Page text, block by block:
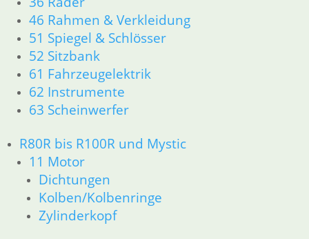
46 Rahmen & Verkleidung
51 Spiegel & Schlösser
52 Sitzbank
61 Fahrzeugelektrik
62 Instrumente
63 Scheinwerfer
R80R bis R100R und Mystic
11 Motor
Dichtungen
Kolben/Kolbenringe
Zylinderkopf
Zylinderkopf
12 Motorelektrik
13 Vergaser
16 Tank
18 Auspuff
21 Kupplung
23 Getriebe
31 Telegabel
32 Lenkung
33 Antrieb
34 Bremsen
36 Räder
46 Rahmen & Verkleidung